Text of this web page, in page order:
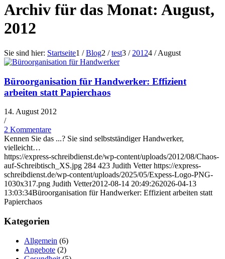
Archiv für das Monat: August,
2012
Sie sind hier: Startseite1 / Blog2 / test3 / 20124 / August
Büroorganisation für Handwerker: Effizient
arbeiten statt Papierchaos
14. August 2012
/
2 Kommentare
Kennen Sie das ...? Sie sind selbstständiger Handwerker,
vielleicht…
https://express-schreibdienst.de/wp-content/uploads/2012/08/Chaos-
auf-Schreibtisch_XS.jpg 284 423 Judith Vetter https://express-
schreibdienst.de/wp-content/uploads/2025/05/Expess-Logo-PNG-
1030x317.png Judith Vetter2012-08-14 20:49:262026-04-13
13:03:34Büroorganisation für Handwerker: Effizient arbeiten statt
Papierchaos
Kategorien
Allgemein (6)
Angebote (2)